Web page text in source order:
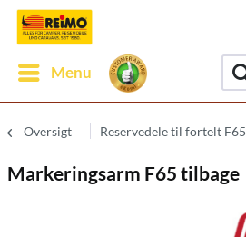
Menu
Oversigt Reservedele til fortelt F65
Markeringsarm F65 tilbage